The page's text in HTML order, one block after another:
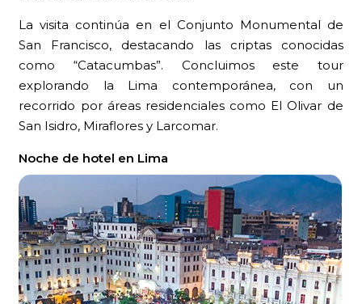
La visita continúa en el Conjunto Monumental de
San Francisco, destacando las criptas conocidas
como “Catacumbas”. Concluimos este tour
explorando la Lima contemporánea, con un
recorrido por áreas residenciales como El Olivar de
San Isidro, Miraflores y Larcomar.
Noche de hotel en Lima